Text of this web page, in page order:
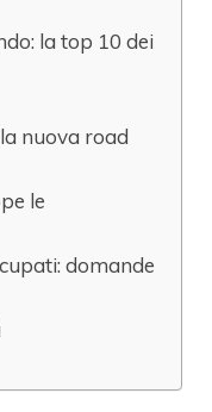
la top 10 dei
nuova road
le
domande